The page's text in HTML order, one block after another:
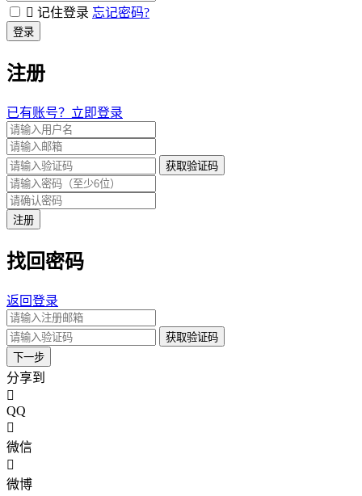
记住登录 忘记密码?
登录
注册
已有账号？立即登录
获取验证码
注册
找回密码
返回登录
获取验证码
下一步
分享到
QQ
微信
微博